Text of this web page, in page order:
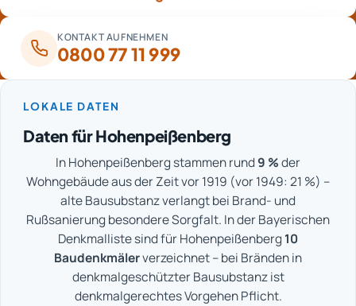
KONTAKT AUFNEHMEN
0800 77 11 999
LOKALE DATEN
Daten für Hohenpeißenberg
In Hohenpeißenberg stammen rund9 %der
Wohngebäude aus der Zeit vor 1919 (vor 1949: 21 %) –
alte Bausubstanz verlangt bei Brand- und
Rußsanierung besondere Sorgfalt. In der Bayerischen
Denkmalliste sind für Hohenpeißenberg 10
Baudenkmälerverzeichnet – bei Bränden in
denkmalgeschützter Bausubstanz ist
denkmalgerechtes Vorgehen Pflicht.